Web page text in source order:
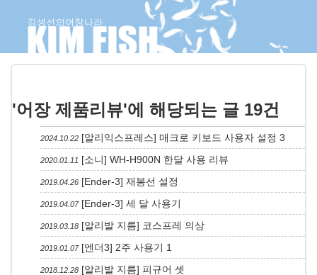
'어장 제품리뷰'에 해당되는 글 19건
2024.10.22 [알리익스프레스] 매크로 키보드 사용자 설정 3
2020.01.11 [소니] WH-H900N 한달 사용 리뷰
2019.04.26 [Ender-3] 재봉선 설정
2019.04.07 [Ender-3] 세 달 사용기
2019.03.18 [알리발 지름] 코스프레 의상
2019.01.07 [엔더3] 2주 사용기 1
2018.12.28 [알리발 지름] 피규어 셋